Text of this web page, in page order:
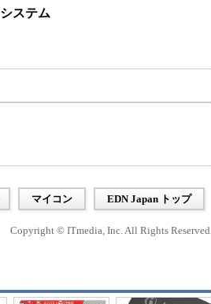
ステム
マイコン EDN Japan トップ
Copyright © ITmedia, Inc. All Rights Reserved.